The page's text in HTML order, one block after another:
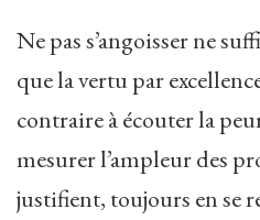
Ne pas s’angoisser ne
que la vertu par
contraire à écouter la
mesurer l’ampleur des
justifient, toujours en se